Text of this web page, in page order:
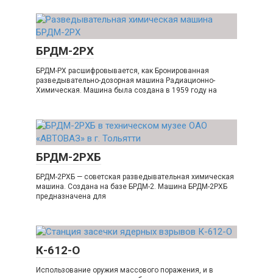
БРДМ-2РХ
БРДМ-РХ расшифровывается, как Бронированная
разведывательно-дозорная машина Радиационно-
Химическая. Машина была создана в 1959 году на
БРДМ-2РХБ
БРДМ-2РХБ — советская разведывательная химическая
машина. Создана на базе БРДМ-2. Машина БРДМ-2РХБ
предназначена для
К-612-О
Использование оружия массового поражения, и в